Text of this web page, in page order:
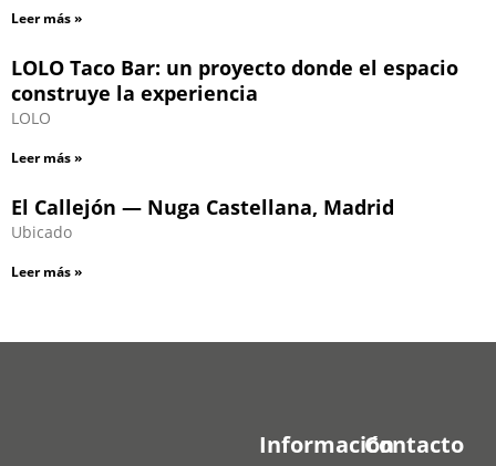
Leer más »
LOLO Taco Bar: un proyecto donde el espacio
construye la experiencia
LOLO
Leer más »
El Callejón — Nuga Castellana, Madrid
Ubicado
Leer más »
InformaciónContacto